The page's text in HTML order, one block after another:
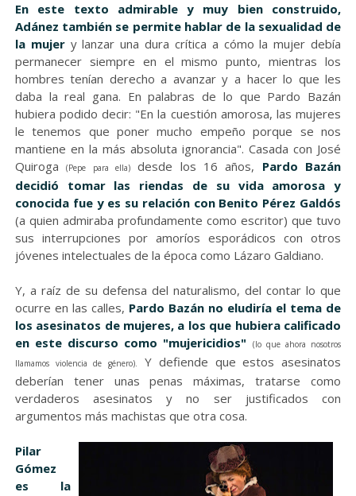
En este texto admirable y muy bien construido,
Adánez también se permite hablar de la sexualidad de
la mujery lanzar una dura crítica a cómo la mujer debía
permanecer siempre en el mismo punto, mientras los
hombres tenían derecho a avanzar y a hacer lo que les
daba la real gana. En palabras de lo que Pardo Bazán
hubiera podido decir: "En la cuestión amorosa, las mujeres
le tenemos que poner mucho empeño porque se nos
mantiene en la más absoluta ignorancia". Casada con José
Quiroga(Pepe para ella)desde los 16 años, Pardo Bazán
decidió tomar las riendas de su vida amorosa y
conocida fue y es su relación con Benito Pérez Galdós
(a quien admiraba profundamente como escritor) que tuvo
sus interrupciones por amoríos esporádicos con otros
jóvenes intelectuales de la época como Lázaro Galdiano.
Y, a raíz de su defensa del naturalismo, del contar lo que
ocurre en las calles, Pardo Bazán no eludiría el tema de
los asesinatos de mujeres, a los que hubiera calificado
en este discurso como "mujericidios"
(lo que ahora nosotros
llamamos violencia de género).
Y defiende que estos asesinatos
deberían tener unas penas máximas, tratarse como
verdaderos asesinatos y no ser justificados con
argumentos más machistas que otra cosa.
Pilar
Gómez
es la